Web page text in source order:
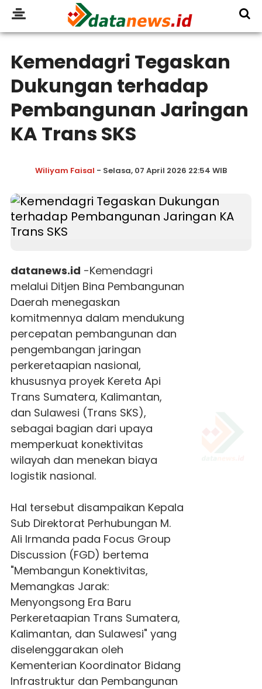
Kemendagri Tegaskan
Dukungan terhadap
Pembangunan Jaringan
KA Trans SKS
Wiliyam Faisal - Selasa, 07 April 2026 22:54 WIB
datanews.id -Kemendagri
melalui Ditjen Bina Pembangunan
Daerah menegaskan
komitmennya dalam mendukung
percepatan pembangunan dan
pengembangan jaringan
perkeretaapian nasional,
khususnya proyek Kereta Api
Trans Sumatera, Kalimantan,
dan Sulawesi (Trans SKS),
sebagai bagian dari upaya
memperkuat konektivitas
wilayah dan menekan biaya
logistik nasional.
Hal tersebut disampaikan Kepala
Sub Direktorat Perhubungan M.
Ali Irmanda pada Focus Group
Discussion (FGD) bertema
"Membangun Konektivitas,
Memangkas Jarak:
Menyongsong Era Baru
Perkeretaapian Trans Sumatera,
Kalimantan, dan Sulawesi" yang
diselenggarakan oleh
Kementerian Koordinator Bidang
Infrastruktur dan Pembangunan